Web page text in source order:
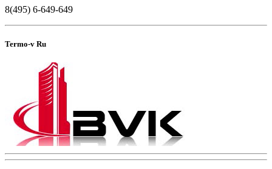
8(495) 6-649-649
Termo-v Ru